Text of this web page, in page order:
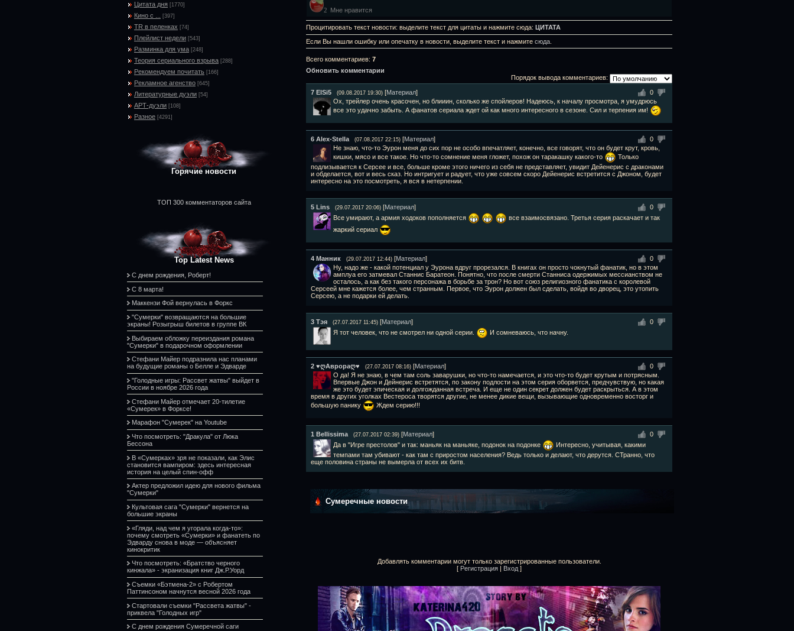
Цитата дня [1770]
Кино с ... [397]
TR в пеленках [74]
Плейлист недели [543]
Разминка для ума [248]
Теория сериального взрыва [288]
Рекомендуем почитать [166]
Рекламное агенство [645]
Литературные дуэли [54]
АРТ-дуэли [108]
Разное [4291]
Горячие новости
ТОП 300 комментаторов сайта
Top Latest News
С днем рождения, Роберт!
С 8 марта!
Маккензи Фой вернулась в Форкс
"Сумерки" возвращаются на большие
экраны! Розыгрыш билетов в группе ВК
Выбираем обложку переиздания романа
"Сумерки" в подарочном оформлении
Стефани Майер подразнила нас планами
на будущие романы о Белле и Эдварде
"Голодные игры: Рассвет жатвы" выйдет в
России в ноябре 2026 года
Стефани Майер отмечает 20-тилетие
«Сумерек» в Форксе!
Марафон "Сумерек" на Youtube
Что посмотреть: "Дракула" от Люка
Бессона
В «Сумерках» зря не показали, как Элис
становится вампиром: здесь интересная
история на целый спин-офф
Актер предложил идею для нового фильма
"Сумерки"
Культовая сага "Сумерки" вернется на
большие экраны
«Гляди, над чем я угорала когда-то»:
почему смотреть «Сумерки» и фанатеть по
Эдварду снова в моде — объясняет
кинокритик
Что посмотреть: «Братство черного
кинжала» - экранизация книг Дж.Р.Уорд
Съемки «Бэтмена-2» с Робертом
Паттинсоном начнутся весной 2026 года
Стартовали съемки "Рассвета жатвы" -
приквела "Голодных игр"
С днем рождения Сумеречной саги
2 Мне нравится
Процитировать текст новости: выделите текст для цитаты и нажмите сюда: ЦИТАТА
Если Вы нашли ошибку или опечатку в новости, выделите текст и нажмите сюда
Всего комментариев: 7
Обновить комментарии
Порядок вывода комментариев:
0
7 ElSi5 (09.08.2017 19:30) [Материал]
Ох, трейлер очень красочен, но блииин, сколько же спойлеров! Надеюсь, к началу просмотра, я умудрюсь
все это удачно забыть. А фанатов сериала ждет ой как много интересного в сезоне. Сил и терпения им!
0
6 Alex-Stella (07.08.2017 22:15) [Материал]
Не знаю, что-то Эурон меня до сих пор не особо впечатляет, конечно, все говорят, что он будет крут, кровь,
кишки, мясо и все такое. Но что-то сомнение меня гложет, похож он таракашку какого-то
Только
подлизывается к Серсее и все, больше кроме этого ничего из себя не представляет, увидит Дейенерис с драконами
и обделается, вот и весь сказ. Но интригует и радует, что уже совсем скоро Дейенерис встретится с Джоном, будет
интересно на это посмотреть, я вся в нетерпении.
0
5 Lins (29.07.2017 20:06) [Материал]
Все умирают, а армия ходоков пополняется
все взаимосвязано. Третья серия раскачает и так
жаркий сериал
0
4 Манник (29.07.2017 12:44) [Материал]
Ну, надо же - какой потенциал у Эурона вдруг прорезался. В книгах он просто чокнутый фанатик, но в этом
амплуа его затмевал Станнис Баратеон. Понятно, что после смерти Станниса одержимых мессианством не
осталось, а как без такого персонажа в борьбе за трон? Но вот союз религиозного фанатика с королевой
Серсеей мне кажется более, чем странным. Первое, что Эурон должен был сделать, войдя во дворец, это утопить
Серсею, а не подарки ей делать.
0
3 Тэя (27.07.2017 11:45) [Материал]
Я тот человек, что не смотрел ни одной серии.
И сомневаюсь, что начну.
0
2 ♥ღАврораღ♥ (27.07.2017 08:16) [Материал]
О да! Я не знаю, в чем там соль заварушки, но что-то намечается, и это что-то будет крутым и потрясным.
Впервые Джон и Дейнерис встретятся, по закону подлости на этом серия оборвется, предчувствую, но какая
же это будет эпическая и долгожданная встреча. И еще не один секрет должен будет раскрыться. А в этом
время в других уголках Вестероса творятся другие, не менее дикие вещи, вызывающие одновременно восторг и
большую панику
Ждем серию!!!
0
1 Bellissima (27.07.2017 02:39) [Материал]
Да в "Игре престолов" и так: маньяк на маньяке, подонок на подонке
Интересно, учитывая, какими
темпами там убивают - как там с приростом населения? Ведь только и делают, что дерутся. СТранно, что
еще половина страны не вымерла от всех их битв.
Сумеречные новости
Добавлять комментарии могут только зарегистрированные пользователи.
[ Регистрация | Вход ]